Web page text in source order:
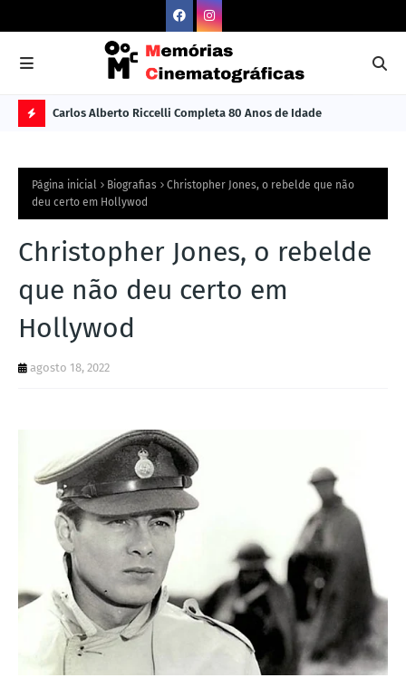
L
M
A
N
O
Carlos Alberto Riccelli Completa 80 Anos de Idade
Página inicial Biografias
Christopher Jones, o rebelde que não
deu certo em Hollywod
Christopher Jones, o rebelde
que não deu certo em
Hollywod
agosto 18, 2022